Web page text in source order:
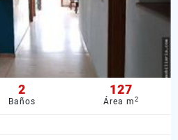
2
Baños
127
Área m2